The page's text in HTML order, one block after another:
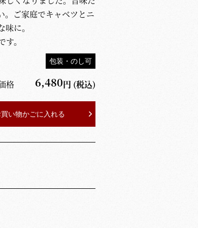
。ご家庭でキャベツとニ
に。
。
包装・のし可
格 6,480円 (税込)
買い物かごに入れる